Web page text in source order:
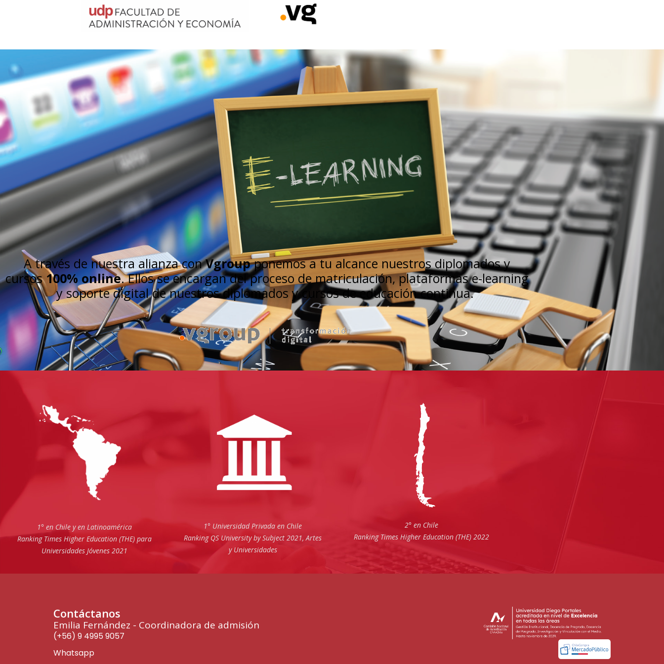
A través de nuestra alianza conVgroupponemos a tu alcance nuestros diplomados y
cursos100% online. Ellos se encargan del proceso de matriculación, plataformas e-learning
y soporte digital de nuestros diplomados y cursos de educación continua.
1° en Chile y en Latinoamérica
Ranking Times Higher Education (THE) para
Universidades Jóvenes 2021
1° Universidad Privada en Chile
Ranking QS University by Subject 2021, Artes
y Universidades
2° en Chile
Ranking Times Higher Education (THE) 2022
Contáctanos
Emilia Fernández - Coordinadora de admisión
(+56) 9 4995 9057
Whatsapp